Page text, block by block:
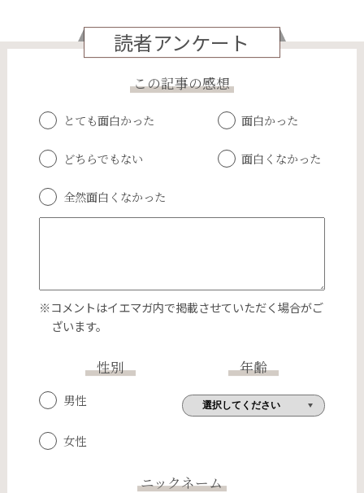
読者アンケート
この記事の感想
とても面白かった 面白かった
どちらでもない 面白くなかった
全然面白くなかった
※コメントはイエマガ内で掲載させていただく場合がご
ざいます。
性別
男性
女性
年齢
ニックネーム